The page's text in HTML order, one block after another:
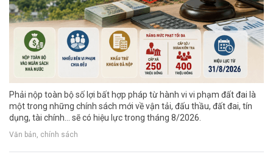
Phải nộp toàn bộ số lợi bất hợp pháp từ hành vi vi phạm đất đai là
một trong những chính sách mới về vận tải, đấu thầu, đất đai, tín
dụng, tài chính... sẽ có hiệu lực trong tháng 8/2026.
Văn bản, chính sách